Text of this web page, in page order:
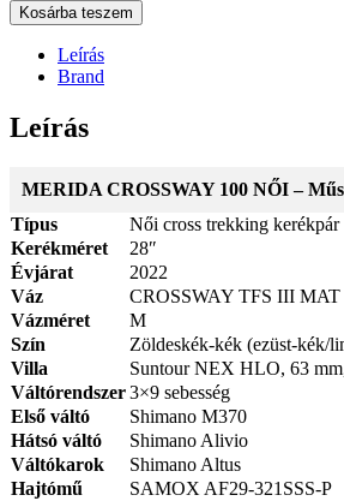
Kosárba teszem
Leírás
Brand
Leírás
MERIDA CROSSWAY 100 NŐI –
Típus
Női cross trekking kerékpár
Kerékméret
28″
Évjárat
2022
Váz
CROSSWAY TFS III MAT
Vázméret
M
Szín
Zöldeskék-kék (ezüst-kék/
Villa
Suntour NEX HLO, 63
Váltórendszer3×9 sebesség
Első váltó
Shimano M370
Hátsó váltó
Shimano Alivio
Váltókarok
Shimano Altus
Hajtómű
SAMOX AF29-321SSS-P